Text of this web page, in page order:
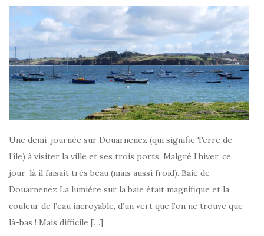
Une demi-journée sur Douarnenez (qui signifie Terre de
l’île) à visiter la ville et ses trois ports. Malgré l’hiver, ce
jour-là il faisait très beau (mais aussi froid). Baie de
Douarnenez La lumière sur la baie était magnifique et la
couleur de l’eau incroyable, d’un vert que l’on ne trouve que
là-bas ! Mais difficile […]